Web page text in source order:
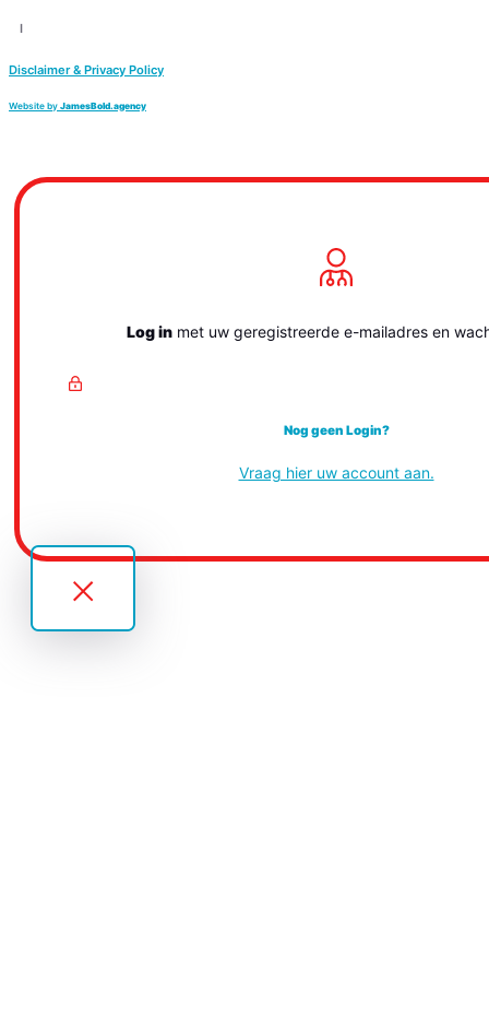
I
Disclaimer & Privacy Policy
Website by JamesBold.agency
Log inmet uw geregistreerde e-mailadres en
Nog geen Login?
Vraag hier uw account aan.